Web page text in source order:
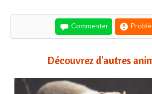
Commenter
Découvrez d'autres